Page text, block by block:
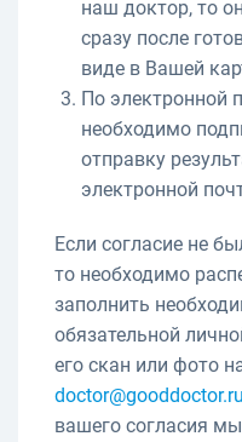
наш доктор, то
сразу после
виде в Вашей
По электронной
необходимо
отправку
электронной
Если согласие не
то необходимо
заполнить
обязательной
его скан или фото
doctor@gooddoctor.ru
вашего согласия